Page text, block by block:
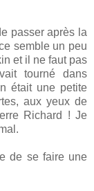
passer après la
semble un peu
et il ne faut pas
tourné dans
était une petite
aux yeux de
Richard ! Je
de se faire une